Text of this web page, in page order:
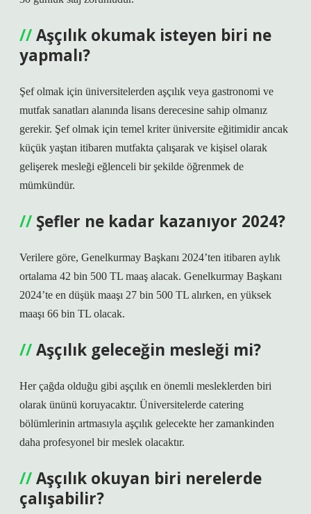
Aşçılık okumak isteyen biri ne
yapmalı?
Şef olmak için üniversitelerden aşçılık veya gastronomi ve
mutfak sanatları alanında lisans derecesine sahip olmanız
gerekir. Şef olmak için temel kriter üniversite eğitimidir ancak
küçük yaştan itibaren mutfakta çalışarak ve kişisel olarak
gelişerek mesleği eğlenceli bir şekilde öğrenmek de
mümkündür.
Şefler ne kadar kazanıyor 2024?
Verilere göre, Genelkurmay Başkanı 2024’ten itibaren aylık
ortalama 42 bin 500 TL maaş alacak. Genelkurmay Başkanı
2024’te en düşük maaşı 27 bin 500 TL alırken, en yüksek
maaşı 66 bin TL olacak.
Aşçılık geleceğin mesleği mi?
Her çağda olduğu gibi aşçılık en önemli mesleklerden biri
olarak ününü koruyacaktır. Üniversitelerde catering
bölümlerinin artmasıyla aşçılık gelecekte her zamankinden
daha profesyonel bir meslek olacaktır.
Aşçılık okuyan biri nerelerde
çalışabilir?